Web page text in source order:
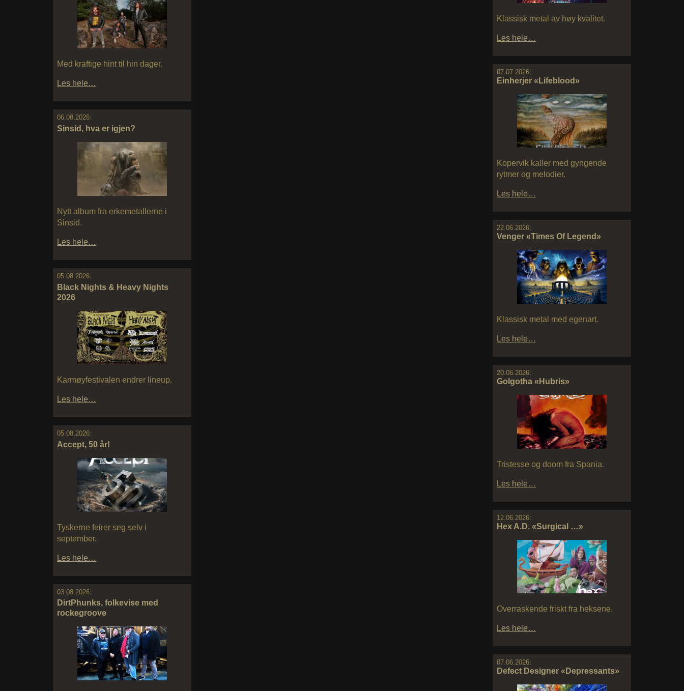
Med kraftige hint til hin dager.
Les hele…
06.08.2026:
Sinsid, hva er igjen?
Nytt album fra erkemetallerne i
Sinsid.
Les hele…
05.08.2026:
Black Nights & Heavy Nights
2026
Karmøyfestivalen endrer lineup.
Les hele…
05.08.2026:
Accept, 50 år!
Tyskerne feirer seg selv i
september.
Les hele…
03.08.2026:
DirtPhunks, folkevise med
rockegroove
Klassisk metal av høy kvalitet.
Les hele…
07.07.2026:
Einherjer «Lifeblood»
Kopervik kaller med gyngende
rytmer og melodier.
Les hele…
22.06.2026:
Venger «Times Of Legend»
Klassisk metal med egenart.
Les hele…
20.06.2026:
Golgotha «Hubris»
Tristesse og doom fra Spania.
Les hele…
12.06.2026:
Hex A.D. «Surgical …»
Overraskende friskt fra heksene.
Les hele…
07.06.2026:
Defect Designer «Depressants»